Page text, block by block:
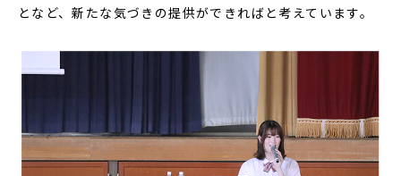
となど、新たな気づきの提供ができればと考えています。